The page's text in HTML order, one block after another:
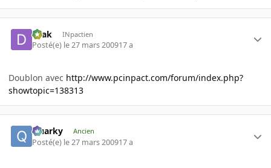
Drak INpactien
Posté(e) le 27 mars 200917 a
Doublon avec http://www.pcinpact.com/forum/index.php?
showtopic=138313
Quarky Ancien
Posté(e) le 27 mars 200917 a